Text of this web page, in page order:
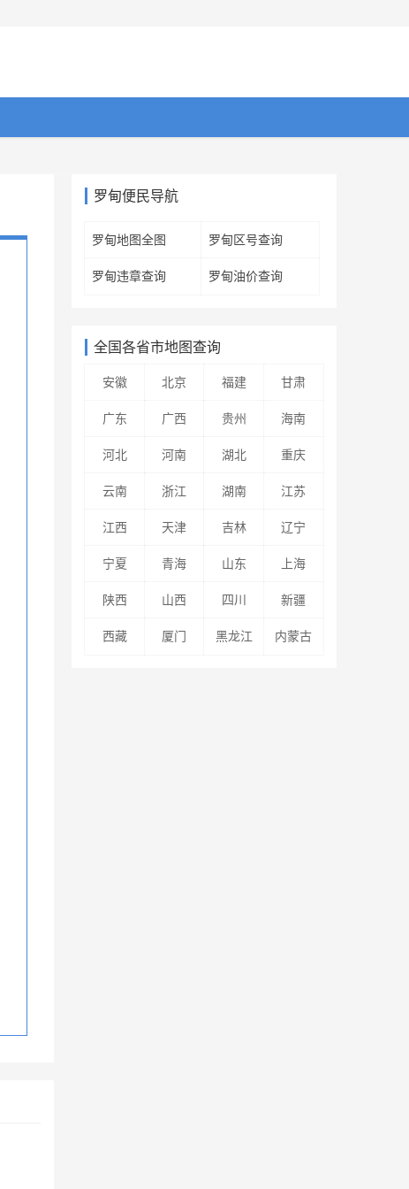
罗甸便民导航
罗甸地图全图 罗甸区号查询
罗甸违章查询 罗甸油价查询
全国各省市地图查询
安徽 北京 福建 甘肃
广东 广西 贵州 海南
河北 河南 湖北 重庆
云南 浙江 湖南 江苏
江西 天津 吉林 辽宁
宁夏 青海 山东 上海
陕西 山西 四川 新疆
西藏 厦门 黑龙江 内蒙古